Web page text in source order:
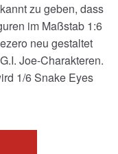
zu geben, dass
im Maßstab 1:6
neu gestaltet
Joe-Charakteren.
1/6 Snake Eyes